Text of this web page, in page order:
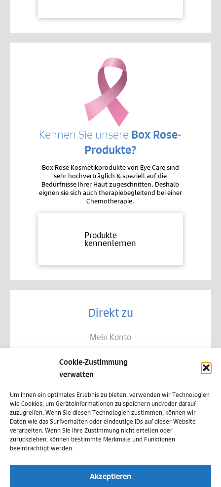
Cookie-Zustimmung
verwalten
Um Ihnen ein optimales Erlebnis zu bieten, verwenden wir Technologien
wie Cookies, um Geräteinformationen zu speichern und/oder darauf
zuzugreifen. Wenn Sie diesen Technologien zustimmen, können wir
Daten wie das Surfverhalten oder eindeutige IDs auf dieser Website
verarbeiten. Wenn Sie Ihre Zustimmung nicht erteilen oder
zurückziehen, können bestimmte Merkmale und Funktionen
beeinträchtigt werden.
Akzeptieren
Kennen Sie unsere Box Rose-
Produkte?
Box Rose Kosmetikprodukte von Eye Care sind
sehr hochverträglich & speziell auf die
Bedürfnisse Ihrer Haut zugeschnitten. Deshalb
eignen sie sich auch therapiebegleitend bei einer
Chemotherapie.
Produkte
kennenlernen
Direkt zu
Mein Konto
Allgemeine Geschäftsbedingungen
Datenschutz
Widerruf
Zahlungsweisen
Versand & Lieferung
Cookie-Richtlinie (EU)